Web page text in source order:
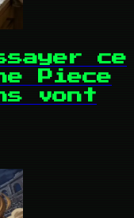
ce
Piece
vont